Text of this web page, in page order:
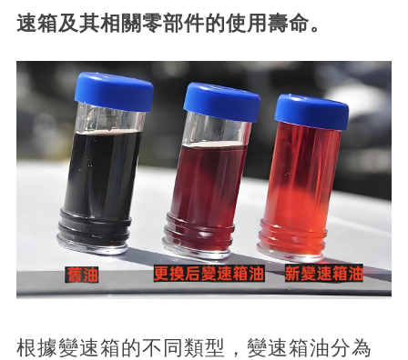
速箱及其相關零部件的使用壽命。
根據變速箱的不同類型，變速箱油分為